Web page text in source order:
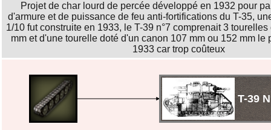
Projet de char lourd de percée développé en 1932 pour
d'armure et de puissance de feu anti-fortifications du T-35,
1/10 fut construite en 1933, le T-39 n°7 comprenait 3
mm et d'une tourelle doté d'un canon 107 mm ou 152 mm le
1933 car trop coûteux
T-39